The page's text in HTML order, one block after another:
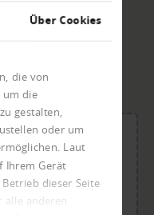
Über Cookies
die von
um die
gestalten,
oder um
Laut
Ihrem Gerät
dieser Seite
anderen
die
oder klicken.
20 MB.